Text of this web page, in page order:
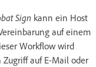
Sign kann ein Host
auf einem
Workflow wird
auf E-Mail oder